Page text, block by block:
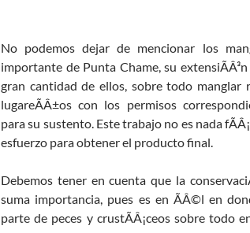
No podemos dejar de mencionar los
importante de Punta Chame, su
gran cantidad de ellos, sobre todo manglar
lugareÃÂ±os con los permisos
para su sustento. Este trabajo no es nada
esfuerzo para obtener el producto final.
Debemos tener en cuenta que la
suma importancia, pues es en ÃÂ©l en
parte de peces y crustÃÂ¡ceos sobre todo